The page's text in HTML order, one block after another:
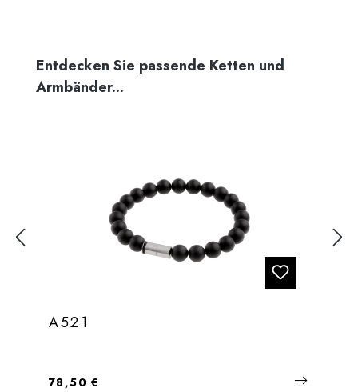
Produktgalerie überspringen
Entdecken Sie passende Ketten und
Armbänder...
A521
Regulärer Preis:
78,50 €